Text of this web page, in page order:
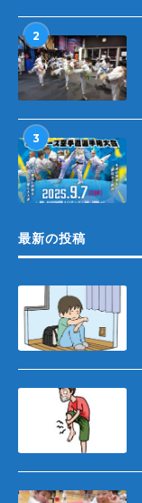
2
3
最新の投稿